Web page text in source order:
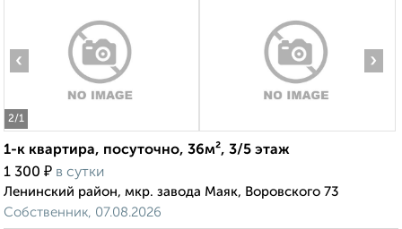
2/1
‹ ›
1-к квартира, посуточно, 36м², 3/5 этаж
1 300 ₽ в сутки
Ленинский район, мкр. завода Маяк, Воровского 73
Собственник, 07.08.2026